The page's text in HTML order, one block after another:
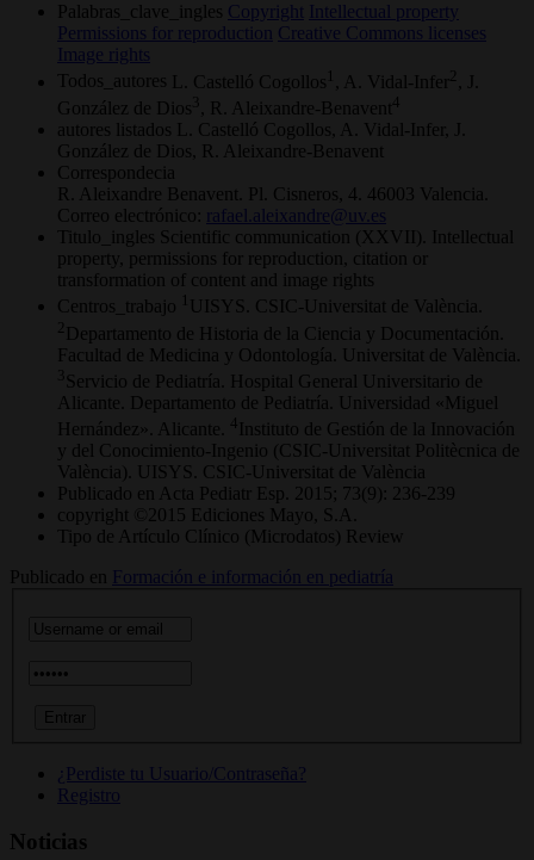
Palabras_clave_ingles Copyright Intellectual property
Permissions for reproduction
Creative Commons licenses
Image rights
Todos_autores L. Castelló Cogollos 1 , A. Vidal-Infer
, J.
González de Dios 3 , R. Aleixandre-Benavent 4
autores listados L. Castelló Cogollos, A. Vidal-Infer, J.
González de Dios, R. Aleixandre-Benavent
Correspondecia
R. Aleixandre Benavent. Pl. Cisneros, 4. 46003 Valencia.
Correo electrónico:
rafael.aleixandre@uv.es
Titulo_ingles Scientific communication (XXVII). Intellectual
property, permissions for reproduction, citation or
transformation of content and image rights
Centros_trabajo 1 UISYS. CSIC-Universitat de València.
Departamento de Historia de la Ciencia y Documentación.
Facultad de Medicina y Odontología. Universitat de València.
3 Servicio de Pediatría. Hospital General Universitario de
Alicante. Departamento de Pediatría. Universidad «Miguel
Hernández». Alicante.
4 Instituto de Gestión de la Innovación
y del Conocimiento-Ingenio (CSIC-Universitat Politècnica de
València). UISYS. CSIC-Universitat de València
Publicado en
Acta Pediatr Esp. 2015; 73(9): 236-239
copyright ©2015 Ediciones Mayo, S.A.
Tipo de Artículo Clínico (Microdatos) Review
Publicado en
Formación e información en pediatría
¿Perdiste tu Usuario/Contraseña?
Registro
Noticias